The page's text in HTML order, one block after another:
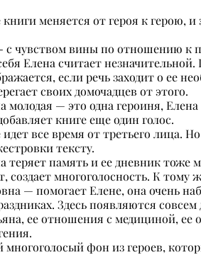
меняется от героя к герою,
с чувством вины по отношению к
Елена считает
если речь заходит о ее
своих домочадцев от этого.
молодая — это одна героиня,
книге еще один голос.
все время от третьего лица.
тексту.
теряет память и ее дневник тоже
создает многоголосность. К тому
— помогает Елене, она очень
Здесь появляются
ее отношения с медициной,
фон из героев,